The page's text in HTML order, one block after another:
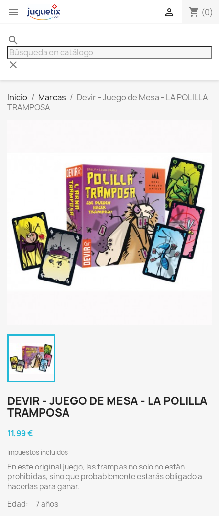
 shopping_cart (0)

search
clear
Inicio Marcas
Devir - Juego de Mesa - LA POLILLA
TRAMPOSA
DEVIR - JUEGO DE MESA - LA POLILLA
TRAMPOSA
11,99 €
Impuestos incluidos
En este original juego, las trampas no solo no están
prohibidas, sino que probablemente estarás obligado a
hacerlas para ganar.
Edad: + 7 años